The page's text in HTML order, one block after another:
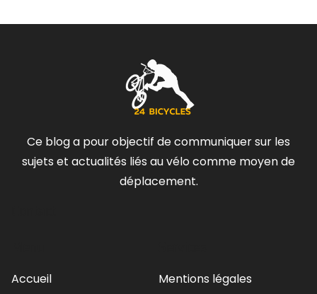
Ce blog a pour objectif de communiquer sur les
sujets et actualités liés au vélo comme moyen de
déplacement.
Accueil Mentions légales